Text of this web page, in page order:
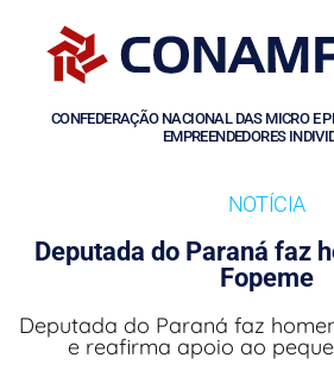
CONFEDERAÇÃO NACIONAL DAS MICRO E
EMPREENDEDORES
NOTÍCIA
Deputada do Paraná faz
Fopeme
Deputada do Paraná faz
e reafirma apoio ao